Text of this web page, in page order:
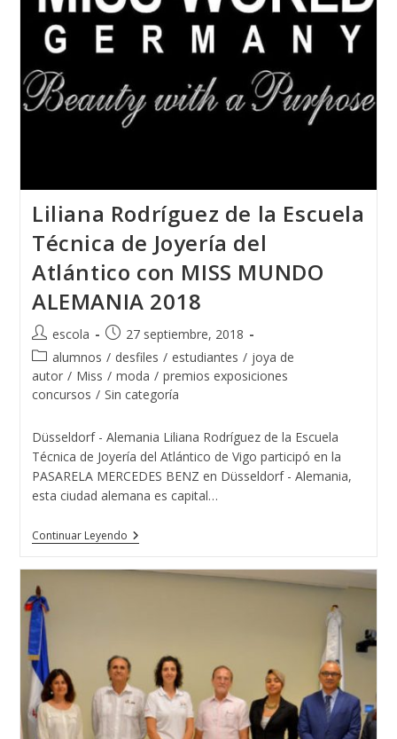
Liliana Rodríguez de la Escuela
Técnica de Joyería del
Atlántico con MISS MUNDO
ALEMANIA 2018
Autor
de
la
entrada:
escola
Publicación
de
la
entrada:
27 septiembre, 2018
Categoría
de
la
alumnos / desfiles / estudiantes / joya de
autor / Miss / moda / premios exposiciones
concursos / Sin categoría
Düsseldorf - Alemania Liliana Rodríguez de la Escuela
Técnica de Joyería del Atlántico de Vigo participó en la
PASARELA MERCEDES BENZ en Düsseldorf - Alemania,
esta ciudad alemana es capital…
Continuar LeyendoLiliana
Rodríguez
La
Atlántico
Con
MISS
MUNDO
ALEMANIA
2018